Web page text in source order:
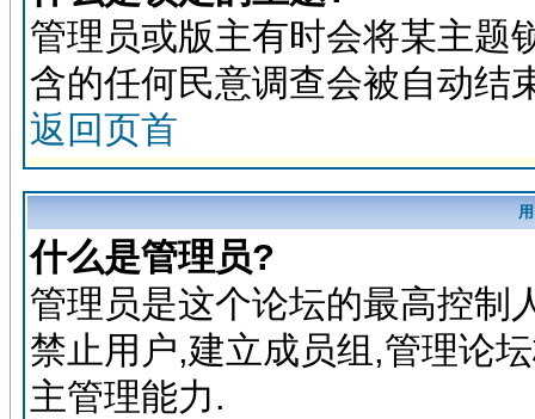
管理员或版主有时会将某主题
含的任何民意调查会被自动结
返回页首
什么是管理员?
管理员是这个论坛的最高控制
禁止用户,建立成员组,管理论
主管理能力.